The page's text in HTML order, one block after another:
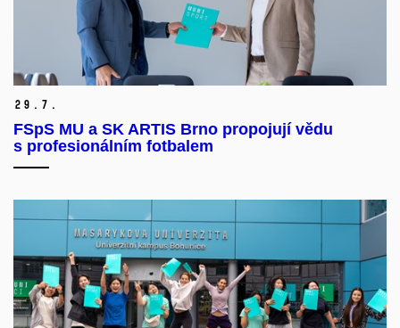
29. 7.
FSpS MU a SK ARTIS Brno propojují vědu
s profesionálním fotbalem